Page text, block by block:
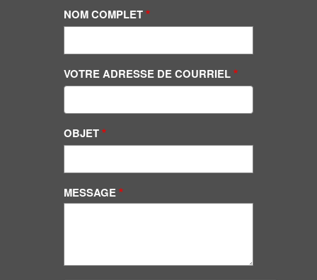
NOM COMPLET
VOTRE ADRESSE DE COURRIEL
OBJET
MESSAGE